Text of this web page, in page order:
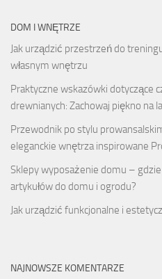
DOM I WNĘTRZE
Jak urządzić przestrzeń do
własnym wnętrzu
Praktyczne wskazówki dotyczące
drewnianych: Zachowaj piękno na
Przewodnik po stylu
eleganckie wnętrza inspirowane
Sklepy wyposażenie domu –
artykułów do domu i ogrodu?
Jak urządzić funkcjonalne i
NAJNOWSZE KOMENTARZE